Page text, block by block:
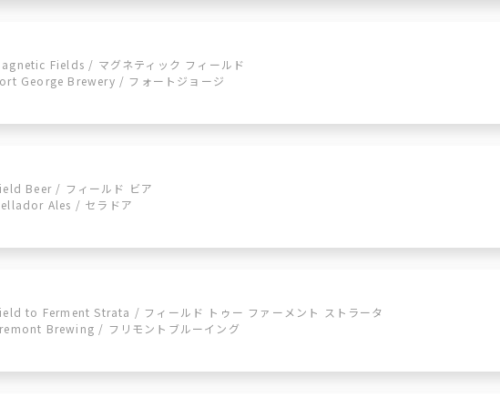
Fields / マグネティック フィールド
George Brewery / フォートジョージ
Beer / フィールド ビア
Ales / セラドア
to Ferment Strata / フィールド トゥー ファーメント ストラータ
Brewing / フリモントブルーイング